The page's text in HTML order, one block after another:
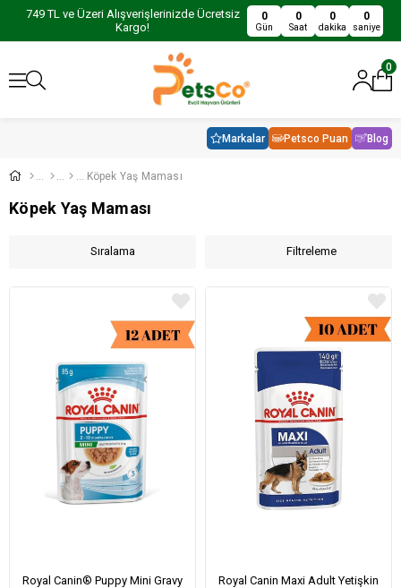
749 TL ve Üzeri Alışverişlerinizde Ücretsiz
Kargo!
0
Gün
0
Saat
0
dakika
0
saniye
0
Markalar Petsco Puan Blog
Köpek Yaş Maması
Köpek Yaş Maması
Filtreleme
Sıralama
Royal Canin® Puppy Mini Gravy
Royal Canin Maxi Adult Yetişkin